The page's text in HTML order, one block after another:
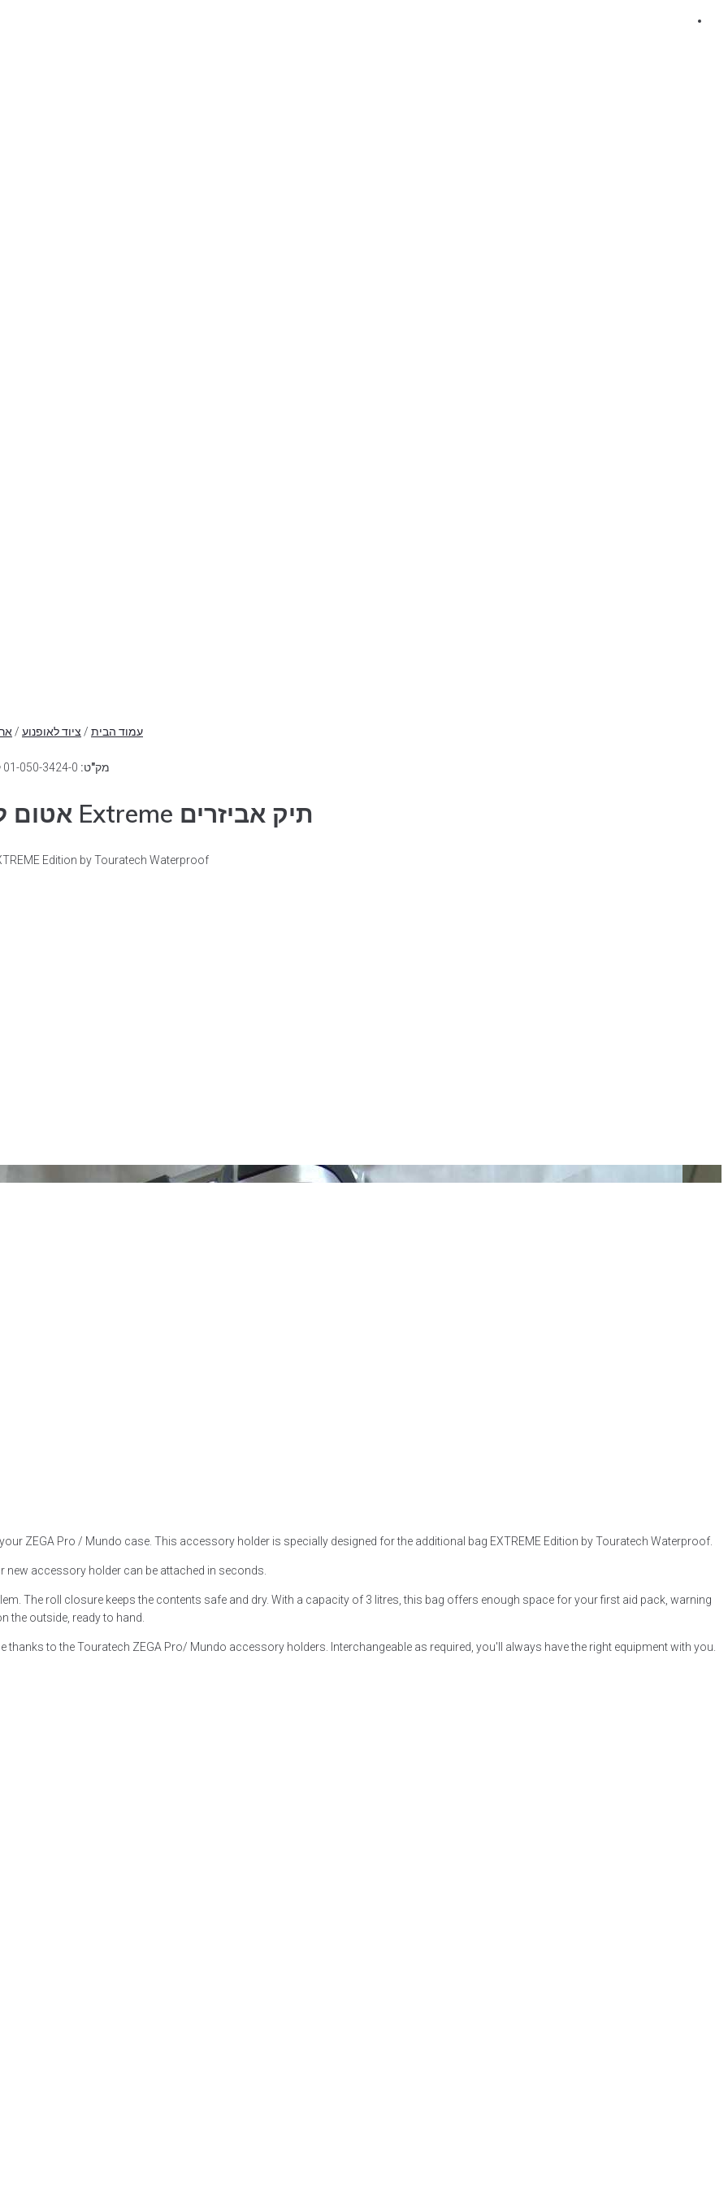
עמוד הבית / ציוד לאופנוע /
מק"ט: 01-050-3424-0
תיק אביזרים Extreme אטום למים עם פלטת חיבור מהיר לארגז
Edition by Touratech Waterproof
ZEGA Pro / Mundo case. This accessory holder is specially designed for the additional bag EXTREME Edition by Touratech Waterproof.
new accessory holder can be attached in seconds.
The roll closure keeps the contents safe and dry. With a capacity of 3 litres, this bag offers enough space for your first aid pack, warning
the outside, ready to hand.
to the Touratech ZEGA Pro/ Mundo accessory holders. Interchangeable as required, you'll always have the right equipment with you.